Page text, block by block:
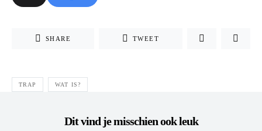
SHARE TWEET
TRAP WAT IS?
Dit vind je misschien ook leuk